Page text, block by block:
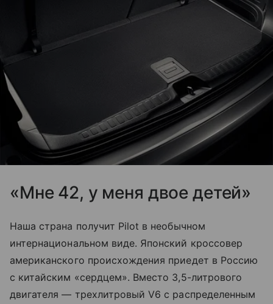
«Мне 42, у меня двое детей»
Наша страна получит Pilot в необычном
интернациональном виде. Японский кроссовер
американского происхождения приедет в Россию
с китайским «сердцем». Вместо 3,5-литрового
двигателя — трехлитровый V6 с распределенным